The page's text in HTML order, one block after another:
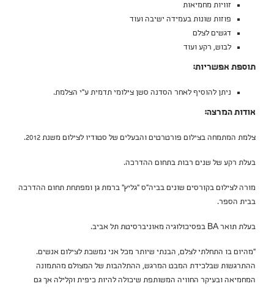
זוויות מחמיאות
פוזות שונות בעמידה ישיבה ועוד
דגשים לצלם
לבוש, רקע ועוד
תוספת אפשריות:
ניתן להוסיף לאחר הסדנה סשן צילומי תדמית ע"י הצלמת.
אודות המרצה:
צלמת המתמחה בצילום פורטרטים והבעלים של סטודיו לצילום משנת 2012.
בעלת רקע של שנים רבות בתחום ההדרכה.
מורה לצילום בקורסים שונים בביה"ס "גליץ" ברמת גן ומפתחת תחום ההדרכה
בבית הספר.
בעלת תואר BA בפסיכולוגיה מאוניברסיטת תל אביב.
"מהיום בו התחלתי לצלם, הבנתי שיותר מכל אני נמשכת לצילום אנשים.
ההתרגשות שבלכידת המבט המרגש, ההתלהבות של המצולם מהתמונה
המחמיאה ובעיקר החוויה המשותפת שיכולה להיות כיפית וקלילה אך גם